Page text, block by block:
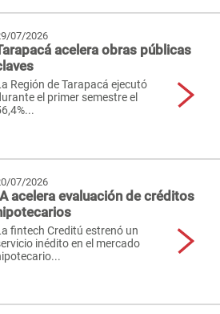
07/2026
acelera obras públicas
Región de Tarapacá ejecutó
el primer semestre el
07/2026
acelera evaluación de créditos
fintech Creditú estrenó un
inédito en el mercado